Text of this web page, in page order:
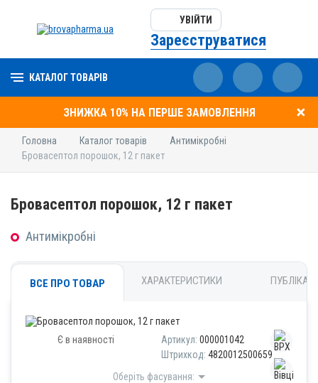
УВІЙТИ
Зареєструватися
КАТАЛОГ ТОВАРІВ
ЗНИЖКА 10% НА ПЕРШЕ ЗАМОВЛЕННЯ
Головна Каталог товарів
Антимікробні
Бровасептол порошок, 12 г пакет
Бровасептол порошок, 12 г пакет
Антимікробні
ВСЕ ПРО ТОВАР ХАРАКТЕРИСТИКИ
Є в наявності Артикул: 000001042
Штрихкод: 4820012500659
Оберіть фасування: